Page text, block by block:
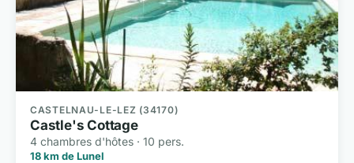
CASTELNAU-LE-LEZ (34170)
Castle's Cottage
4 chambres d'hôtes · 10 pers.
18 km de Lunel